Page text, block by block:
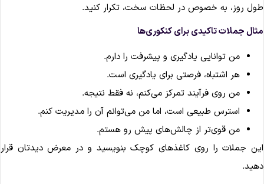
روز، به خصوص در لحظات سخت، تکرار کنید.
جملات تاکیدی برای کنکوری‌ها
من توانایی یادگیری و پیشرفت را دارم.
هر اشتباه، فرصتی برای یادگیری است.
من روی فرآیند تمرکز می‌کنم، نه فقط نتیجه.
استرس طبیعی است، اما من می‌توانم آن را مدیریت کنم.
من قوی‌تر از چالش‌های پیش رو هستم.
جملات را روی کاغذهای کوچک بنویسید و در معرض دیدتان قرار